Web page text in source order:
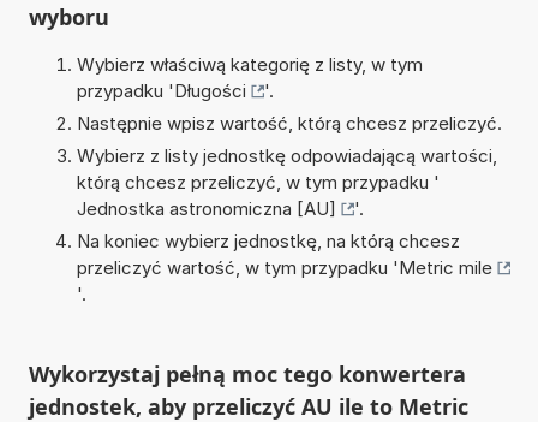
wyboru
Wybierz właściwą kategorię z listy, w tym
przypadku 'Długości
'.
Następnie wpisz wartość, którą chcesz przeliczyć.
Wybierz z listy jednostkę odpowiadającą wartości,
którą chcesz przeliczyć, w tym przypadku '
Jednostka astronomiczna [AU]
'.
Na koniec wybierz jednostkę, na którą chcesz
przeliczyć wartość, w tym przypadku 'Metric mile
'.
Wykorzystaj pełną moc tego konwertera
jednostek, aby przeliczyć AU ile to Metric